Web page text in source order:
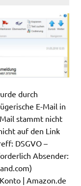
durch
E-Mail in
stammt nicht
auf den Link
DSGVO –
Absender:
)
| Amazon.de